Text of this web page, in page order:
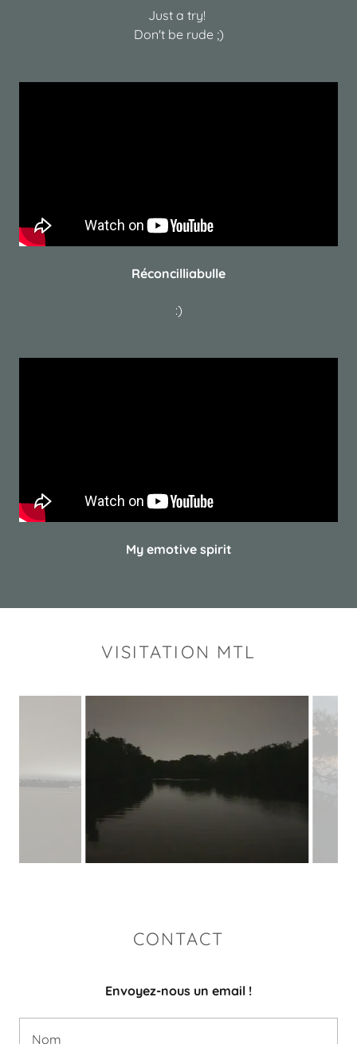
Just a try!
Don't be rude ;)
Réconcilliabulle
:)
My emotive spirit
VISITATION MTL
CONTACT
Envoyez-nous un email !
Nom